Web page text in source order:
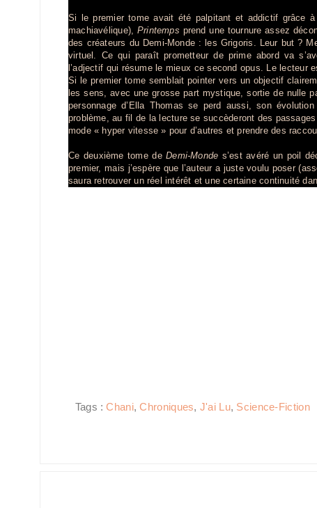
Si le premier tome avait été palpitant et addictif grâce à
machiavélique), Printemps prend une tournure assez
des créateurs du Demi-Monde : les Grigoris. Leur but ?
virtuel. Ce qui paraît prometteur de prime abord va
l’adjectif qui résume le mieux ce second opus. Le lecteur
Si le premier tome semblait pointer vers un objectif
les sens, avec une grosse part mystique, sortie de nulle
personnage d’Ella Thomas se perd aussi, son
problème, au fil de la lecture se succèderont des
mode « hyper vitesse » pour d’autres et prendre des
Ce deuxième tome deDemi-Monde s’est avéré un poil
premier, mais j’espère que l’auteur a juste voulu poser
saura retrouver un réel intérêt et une certaine continuité
Tags :Chani,Chroniques, J'ai Lu, Science-Fiction